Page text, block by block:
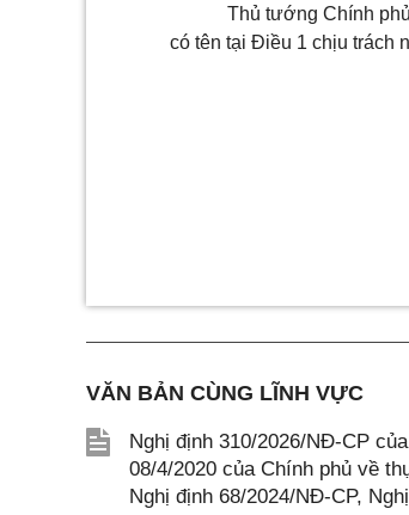
Thủ tướng Chính
có tên tại Điều 1 chịu trách
VĂN BẢN CÙNG LĨNH VỰC
Nghị định 310/2026/NĐ-CP
08/4/2020 của Chính phủ về
Nghị định 68/2024/NĐ-CP,